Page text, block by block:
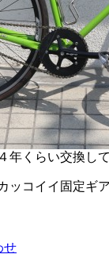
年くらい交換し
ッコイイ固定ギ
せ